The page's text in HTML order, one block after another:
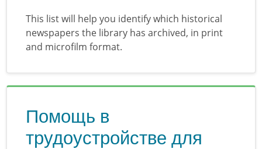
This list will help you identify which historical
newspapers the library has archived, in print
and microfilm format.
Помощь в
трудоустройстве для